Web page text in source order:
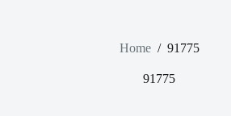
Home / 91775
91775